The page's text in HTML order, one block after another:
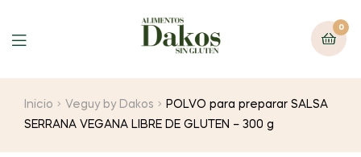
Menu
0
Inicio Veguy by Dakos
POLVO para preparar SALSA
SERRANA VEGANA LIBRE DE GLUTEN – 300 g